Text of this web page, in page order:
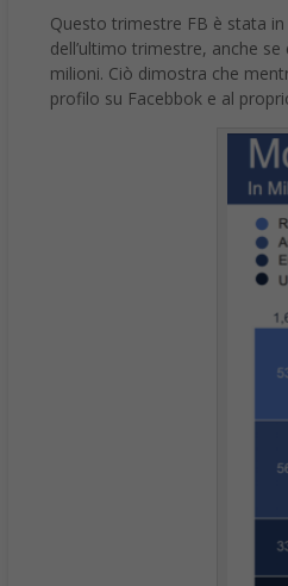
Questo trimestre FB è stata
dell’ultimo trimestre, anche
milioni. Ciò dimostra che
profilo su Facebbok e al